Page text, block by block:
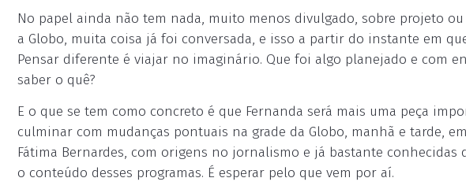
No papel ainda não tem nada, muito menos divulgado, sobre projeto
a Globo, muita coisa já foi conversada, e isso a partir do instante em
Pensar diferente é viajar no imaginário. Que foi algo planejado e com
saber o quê?
E o que se tem como concreto é que Fernanda será mais uma peça
culminar com mudanças pontuais na grade da Globo, manhã e tarde,
Fátima Bernardes, com origens no jornalismo e já bastante
o conteúdo desses programas. É esperar pelo que vem por aí.